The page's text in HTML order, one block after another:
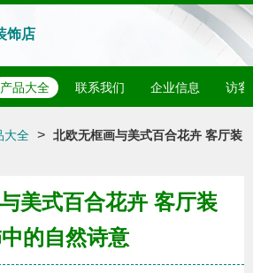
饰店
产品大全 联系我们 企业信息 访客
大全 > 北欧无框画与美式百合花卉 客厅装
美式百合花卉 客厅装
的自然诗意